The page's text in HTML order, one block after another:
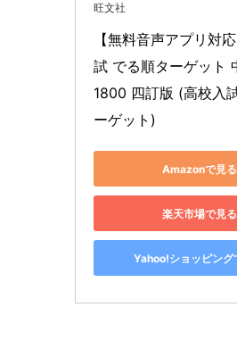
旺文社
【無料音声アプリ対
試 でる順ターゲット
1800 四訂版 (高校入
ーゲット)
Amazonで見る
楽天市場で見る
Yahoo!ショッピング